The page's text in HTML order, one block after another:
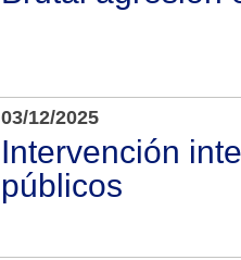
03/12/2025
Intervención
públicos